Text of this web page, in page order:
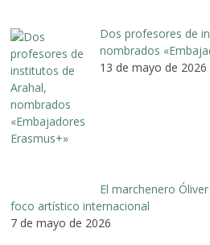
Dos profesores de
nombrados
13 de mayo de 2026
El marchenero
foco artístico internacional
7 de mayo de 2026